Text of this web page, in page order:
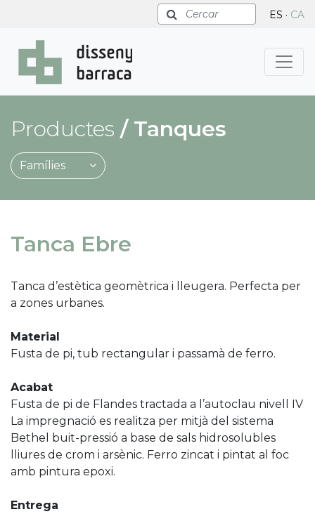
Cercar
ES · CA
Productes / Tanques
Famílies
Tanca Ebre
Tanca d’estètica geomètrica i lleugera. Perfecta per
a zones urbanes.
Material
Fusta de pi, tub rectangular i passamà de ferro.
Acabat
Fusta de pi de Flandes tractada a l’autoclau nivell IV
La impregnació es realitza per mitjà del sistema
Bethel buit-pressió a base de sals hidrosolubles
lliures de crom i arsènic. Ferro zincat i pintat al foc
amb pintura epoxi.
Entrega